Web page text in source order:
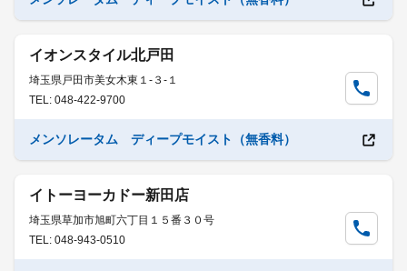
イオンスタイル北戸田
埼玉県戸田市美女木東１-３-１
TEL: 048-422-9700
メンソレータム ディープモイスト（無香料）
イトーヨーカドー新田店
埼玉県草加市旭町六丁目１５番３０号
TEL: 048-943-0510